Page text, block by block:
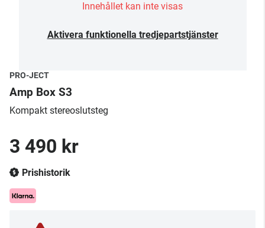
Innehållet kan inte visas
Aktivera funktionella tredjepartstjänster
PRO-JECT
Amp Box S3
Kompakt stereoslutsteg
3 490 kr
Prishistorik